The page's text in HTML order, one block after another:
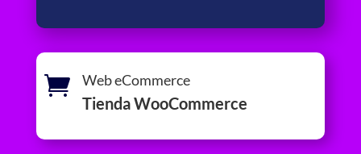
 Web eCommerce
Tienda WooCommerce